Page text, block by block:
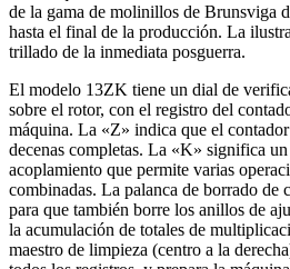
de la gama de molinillos de Brunsviga
hasta el final de la producción. La
trillado de la inmediata posguerra.
El modelo 13ZK tiene un dial de
sobre el rotor, con el registro del
máquina. La «Z» indica que el
decenas completas. La «K» significa
acoplamiento que permite varias
combinadas. La palanca de borrado de
para que también borre los anillos de
la acumulación de totales de
maestro de limpieza (centro a la